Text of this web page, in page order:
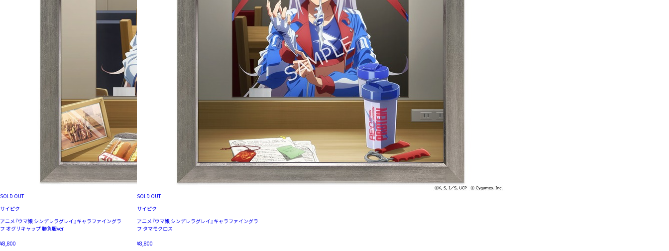
SOLD OUT
サイピク
アニメ『ウマ娘 シンデレラグレイ』キャラファイングラ
フ オグリキャップ 勝負服ver
¥8,800
SOLD OUT
サイピク
アニメ『ウマ娘 シンデレラグレイ』キャラファイングラ
フ タマモクロス
¥8,800